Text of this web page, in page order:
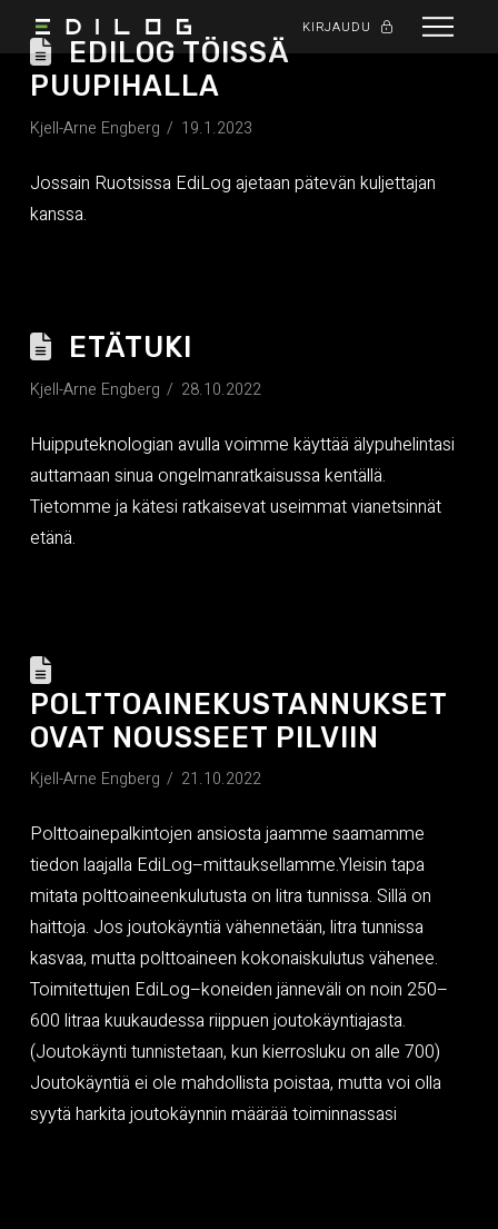
KIRJAUDU
EDILOG TÖISSÄ
PUUPIHALLA
Kjell-Arne Engberg 19.1.2023
Jossain Ruotsissa EdiLog ajetaan pätevän kuljettajan
kanssa.
ETÄTUKI
Kjell-Arne Engberg 28.10.2022
Huipputeknologian avulla voimme käyttää älypuhelintasi
auttamaan sinua ongelmanratkaisussa kentällä.
Tietomme ja kätesi ratkaisevat useimmat vianetsinnät
etänä.
POLTTOAINEKUSTANNUKSET
OVAT NOUSSEET PILVIIN
Kjell-Arne Engberg 21.10.2022
Polttoainepalkintojen ansiosta jaamme saamamme
tiedon laajalla EdiLog–mittauksellamme.Yleisin tapa
mitata polttoaineenkulutusta on litra tunnissa. Sillä on
haittoja. Jos joutokäyntiä vähennetään, litra tunnissa
kasvaa, mutta polttoaineen kokonaiskulutus vähenee.
Toimitettujen EdiLog–koneiden jänneväli on noin 250–
600 litraa kuukaudessa riippuen joutokäyntiajasta.
(Joutokäynti tunnistetaan, kun kierrosluku on alle 700)
Joutokäyntiä ei ole mahdollista poistaa, mutta voi olla
syytä harkita joutokäynnin määrää toiminnassasi